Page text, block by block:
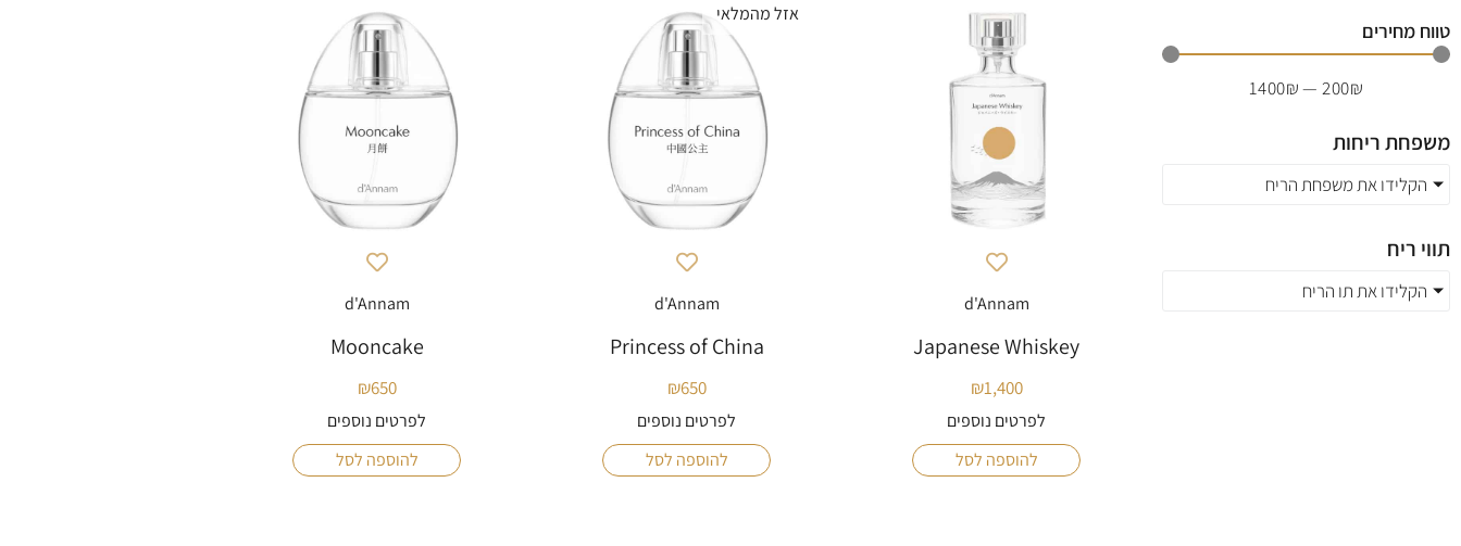
טווח מחירים
200₪
—
1400₪
משפחת ריחות
הקלידו את משפחת הריח
תווי ריח
הקלידו את תו הריח
d'Annam
Japanese Whiskey
₪1,400
לפרטים נוספים
להוספה לסל
אזל מהמלאי
d'Annam
Princess of China
₪650
לפרטים נוספים
להוספה לסל
d'Annam
Mooncake
₪650
לפרטים נוספים
להוספה לסל